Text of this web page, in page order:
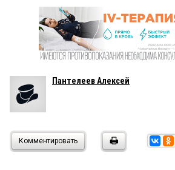
Пантелеев Алексей
Комментировать